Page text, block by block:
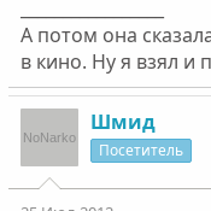
А потом она
в кино. Ну я взял и
Шмид
Посетитель